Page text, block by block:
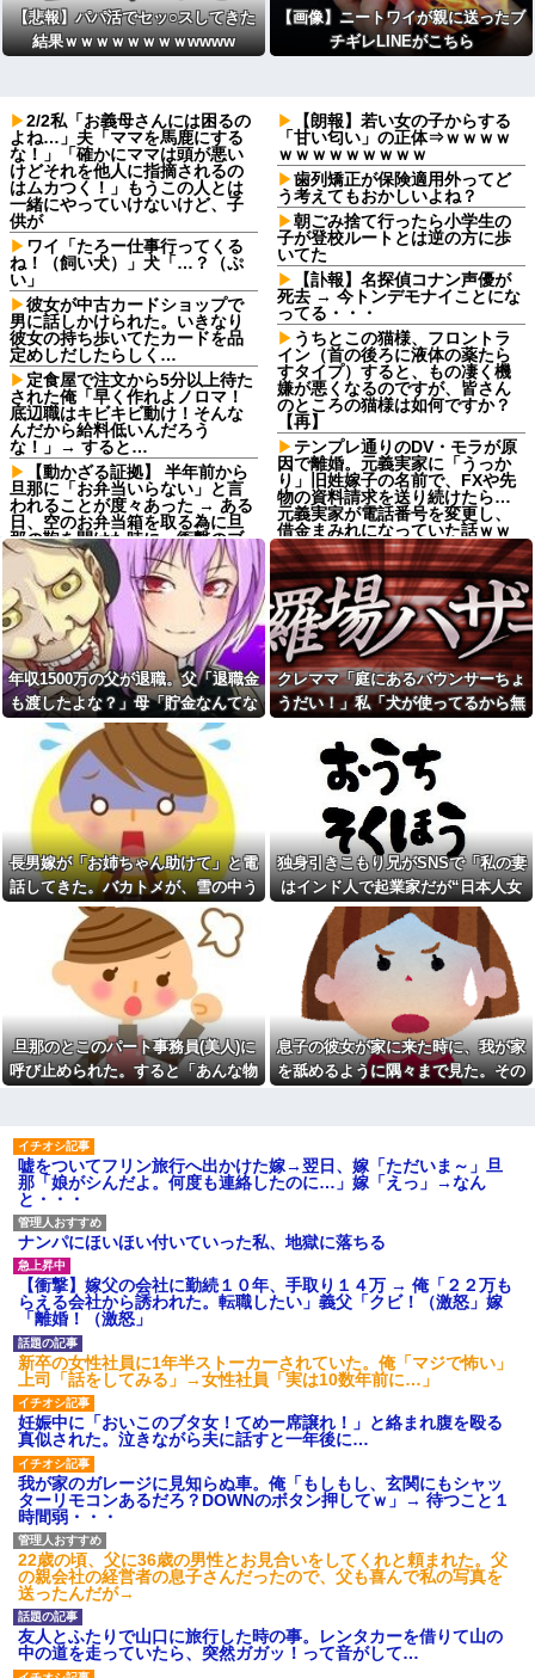
【悲報】パパ活でセッ○スしてきた
結果ｗｗｗｗｗｗｗｗwwww
【画像】ニートワイが親に送ったブ
チギレLINEがこちら
2/2私「お義母さんには困るの
よね…」夫「ママを馬鹿にする
な！」「確かにママは頭が悪い
けどそれを他人に指摘されるの
はムカつく！」もうこの人とは
一緒にやっていけないけど、子
供が
ワイ「たろー仕事行ってくる
ね！（飼い犬）」犬「…？（ぷ
い」
彼女が中古カードショップで
男に話しかけられた。いきなり
彼女の持ち歩いてたカードを品
定めしだしたらしく…
定食屋で注文から5分以上待た
された俺「早く作れよノロマ！
底辺職はキビキビ動け！そんな
んだから給料低いんだろう
な！」→ すると…
【動かざる証拠】 半年前から
旦那に「お弁当いらない」と言
われることが度々あった → ある
日、空のお弁当箱を取る為に旦
那の鞄を開けた時に、衝撃のブ
ツを発見してしまう…
年収1500万の父が退職。父
「退職金も渡したよな？」母
「貯金なんてないよー」父「全
部なくなったの！？」→予想外
の返事に家族騒然となり…
【後編】俺の娘の結婚が破談
に。だが彼氏は「2000万の土
地」を購入。こじれた二人は想
像以上の修羅場に
担当氏が自分の仕事を把握せ
ず無駄な指示出すってなに？非
常識
私「妊娠しました」義弟嫁
「そんなの認めない！」→お祝
いムードのはずが階段でまさか
の出来事が起きて…
クレママ「庭にあるバウンサ
ーちょうだい！」私「犬が使っ
てるから無理です」→断った数
日後、庭からまさかの物音が…
【前編】俺の娘の結婚が破談
に。だが彼氏は「2000万の土
地」を購入。こじれた二人は想
像以上の修羅場に
クレママ「庭にあるバウンサ
ーちょうだい！」私「犬が使っ
てるから無理です」→断った数
日後、庭からまさかの物音が…
らは誰の許可を得て商売してる
の？
オワコン扱いされていたデジ
モンさん、令和に全盛期を超え
る利益を生み出していた
板橋の花火大会にセクシー女
優松本いちかと新井リマおって
草
【画像】令和最新版のあのち
ゃん、可愛過ぎてワイらにブッ
刺さりまくりw w w w w w
【画像】「マスク美人さん、
また我々を欺く」←海外でも流
行りだした結果がこちらw w w
w w w w
常務「結婚はまだか？」私
「この待遇でどうやって結婚す
るんです？」→飲み会で本音を
返したら場が静まり返って…
ハードオフに売っていた4万
4000円のフィギュアがヤバすぎ
るｗｗｗｗｗｗ「こんな高い
の？ｗｗ」「逆に超安い」
私「ちょっと、人の家の金庫
触らないでよ！」キチママ『そ
こに金庫があったから、開けて
みようとしただけ☆』義兄「泥
は出てけ！二度と来るな！」結
果・・・
【朗報】若い女の子からする
「甘い匂い」の正体⇒ｗｗｗｗ
ｗｗｗｗｗｗｗｗｗ
歯列矯正が保険適用外ってど
う考えてもおかしいよね？
朝ごみ捨て行ったら小学生の
子が登校ルートとは逆の方に歩
いてた
【訃報】名探偵コナン声優が
死去 → 今トンデモナイことにな
ってる・・・
うちとこの猫様、フロントラ
イン（首の後ろに液体の薬たら
すタイプ）すると、もの凄く機
嫌が悪くなるのですが、皆さん
のところの猫様は如何ですか？
【再】
テンプレ通りのDV・モラが原
因で離婚。元義実家に「うっか
り」旧姓嫁子の名前で、FXや先
物の資料請求を送り続けたら…
元義実家が電話番号を変更し、
借金まみれになっていた話ｗｗ
ｗｗｗ
彼氏「俺の親は毒親。だから
結婚しても一切関わらなくてい
い」私「うん」彼氏「そのかわ
り俺もお前の親と一切関わらな
い。結婚の挨拶にも行かない」
私「えっ」
【高評価】戌神ころねと楽し
む『めっちゃカメレオン』の爆
笑プレイ
ワイモバイル、オンラインス
トア誕生感謝祭を開始。認定中
古iPhone SE3が3980円、
Androidも特価
【画像】お前らこの超美人容
疑者が、整形か否か判定し
て！！→画像がこちらw w w w
w w w w w w他
人の睡眠と食事に過剰に口を
出してくる母親と彼氏うるさ
い…薬を飲まないと眠れない苦
しさも知らないくせに「薬やめ
な」、食べたくない時に「一口
食べて」としつこい無神経すぎ
る！！
サボっててツケが回ってきた
事
急いで曲がり角を曲がったと
き、すごい衝撃を受けてリアル
に2ｍくらいふっとんだ
幼児どもが「ないのかよ！」
「おいﾌｻﾞｹﾝﾅ！」とわめきなが
【動画】ショートスリーパー
る ← 睡眠は大事だと話題
子どもが中学受験してる知り
校だけらしい
「俺の事好きだよね？」と頻
い。結婚してもう６年にもなる
ので流石にうんざり
の私、彼氏が結婚を拒む理由が
コレｗｗｗｗｗ
年収1500万の父が退職。父「退職金
も渡したよな？」母「貯金なんてな
いよー」父「全部なくなった
の！？」→予想外の返事に家族騒然
となり…
クレママ「庭にあるバウンサーちょ
うだい！」私「犬が使ってるから無
さかの物音が…
長男嫁が「お姉ちゃん助けて」と電
話してきた。バカトメが、雪の中う
ちの息子に会いに来ようとしたらし
く...
独身引きこもり兄がSNSで「私の妻
はインド人で起業家だが“日本人女
性は男に甘えている”と言っていま
す。日本に女性差別はありません」
って発信したらどうしよう
旦那のとこのパート事務員(美人)に
呼び止められた。すると「あんな物
息子の彼女が家に来た時に、我が家
を舐めるように隅々まで見た。その
嘘をついてフリン旅行へ出かけた嫁→翌日、嫁「ただいま～」旦
那「娘がシんだよ。何度も連絡したのに…」嫁「えっ」→なん
と・・・
ナンパにほいほい付いていった私、地獄に落ちる
【衝撃】嫁父の会社に勤続１０年、手取り１４万 → 俺「２２万も
らえる会社から誘われた。転職したい」義父「クビ！（激怒」嫁
「離婚！（激怒」
新卒の女性社員に1年半ストーカーされていた。俺「マジで怖い」
上司「話をしてみる」→女性社員「実は10数年前に…」
妊娠中に「おいこのブタ女！てめー席譲れ！」と絡まれ腹を殴る
真似された。泣きながら夫に話すと一年後に…
我が家のガレージに見知らぬ車。俺「もしもし、玄関にもシャッ
ターリモコンあるだろ？DOWNのボタン押してｗ」→ 待つこと１
時間弱・・・
22歳の頃、父に36歳の男性とお見合いをしてくれと頼まれた。父
の親会社の経営者の息子さんだったので、父も喜んで私の写真を
送ったんだが→
友人とふたりで山口に旅行した時の事。レンタカーを借りて山の
中の道を走っていたら、突然ガガッ！って音がして…